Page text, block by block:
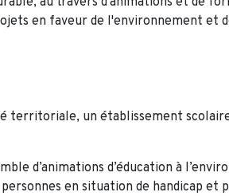
en faveur de l'environnement et
territoriale, un établissement
d’animations d’éducation à
en situation de handicap et